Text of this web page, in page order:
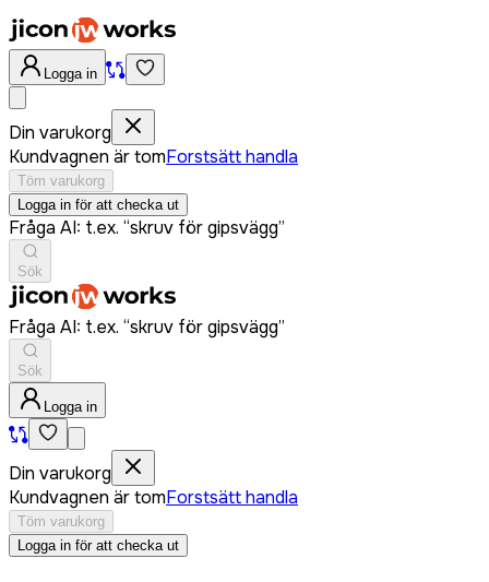
Logga in
Din varukorg
Kundvagnen är tomForstsätt handla
Töm varukorg
Logga in för att checka ut
Fråga AI: t.ex. “skruv för gipsvägg”
Sök
Fråga AI: t.ex. “skruv för gipsvägg”
Sök
Logga in
Din varukorg
Kundvagnen är tomForstsätt handla
Töm varukorg
Logga in för att checka ut